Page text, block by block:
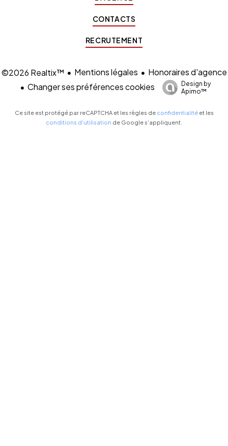
CONTACTS
RECRUTEMENT
©2026 Realtix™ Mentions légales
Honoraires d'agence
Changer ses préférences cookies
Design by
Apimo™
Ce site est protégé par reCAPTCHA et les règles de confidentialitéet les
conditions d'utilisation de Google s'appliquent.